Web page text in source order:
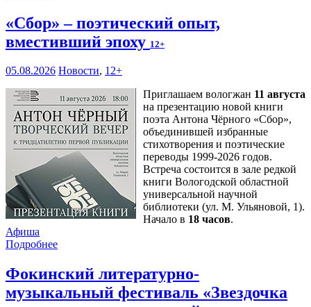
«Сбор» – поэтический опыт,
вместивший эпоху 12+
05.08.2026 Новости, 12+
Приглашаем вологжан 11 августа
на презентацию новой книги
поэта Антона Чёрного «Сбор»,
объединившей избранные
стихотворения и поэтические
переводы 1999-2026 годов.
Встреча состоится в зале редкой
книги Вологодской областной
универсальной научной
библиотеки (ул. М. Ульяновой, 1).
Начало в 18 часов.
Афиша
Подробнее
Фокинский литературно-
музыкальный фестиваль «Звездочка